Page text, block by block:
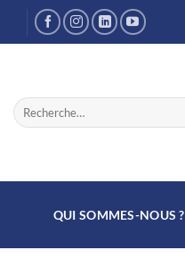
Passer
Recherche
pour :
QUI SOMMES-NOUS ?